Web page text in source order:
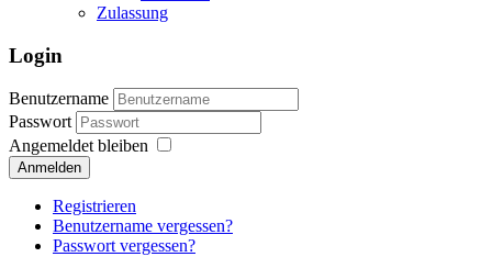
Zulassung
Login
Benutzername
Passwort
Angemeldet bleiben
Anmelden
Registrieren
Benutzername vergessen?
Passwort vergessen?